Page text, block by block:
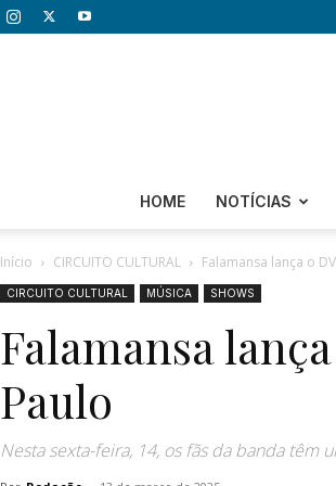
HOME NOTÍCIAS
Início CIRCUITO CULTURAL Falamansa lança o
CIRCUITO CULTURAL MÚSICA SHOWS
Falamansa
Paulo
Nesta sexta-feira, 14, os fãs da banda têm